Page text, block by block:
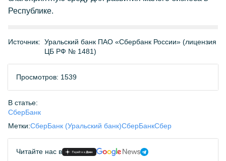
Республике.
Источник: Уральский банк ПАО «Сбербанк России» (лицензия
ЦБ РФ № 1481)
Просмотров: 1539
В статье:
СберБанк
Метки:СберБанк (Уральский банк)СберБанкСбер
Читайте нас в